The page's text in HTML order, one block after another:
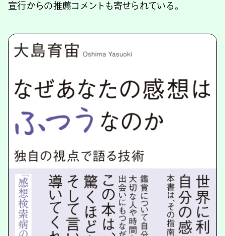
宣行からの推薦コメントも寄せられている。